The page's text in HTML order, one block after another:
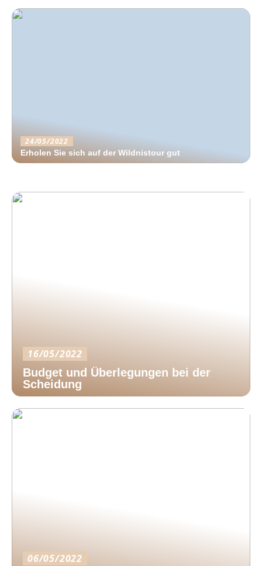
24/05/2022
Erholen Sie sich auf der Wildnistour gut
16/05/2022
Budget und Überlegungen bei der
Scheidung
06/05/2022